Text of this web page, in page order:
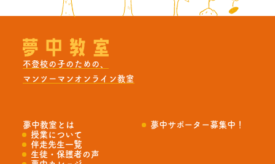
不登校の子のための、
マンツーマンオンライン教室
夢中教室とは
授業について
伴走先生一覧
生徒・保護者の声
夢中サポーター募集中！